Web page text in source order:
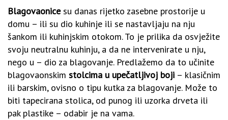
Blagovaonicesu danas rijetko zasebne prostorije u
domu – ili su dio kuhinje ili se nastavljaju na nju
šankom ili kuhinjskim otokom. To je prilika da osvježite
svoju neutralnu kuhinju, a da ne intervenirate u nju,
nego u – dio za blagovanje. Predlažemo da to učinite
blagovaonskim stolcima u upečatljivoj boji – klasičnim
ili barskim, ovisno o tipu kutka za blagovanje. Može to
biti tapecirana stolica, od punog ili uzorka drveta ili
pak plastike – odabir je na vama.